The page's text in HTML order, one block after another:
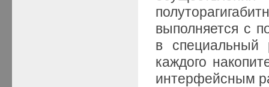
выполняется с
в специальный
каждого
интерфейсным